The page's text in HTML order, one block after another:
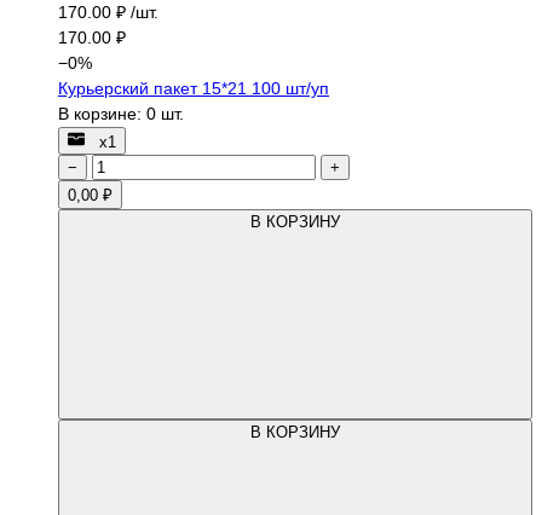
170.00 ₽ /шт.
170.00 ₽
−0%
Курьерский пакет 15*21 100 шт/уп
В корзине: 0 шт.
х1
−
+
0,00 ₽
В КОРЗИНУ
В КОРЗИНУ